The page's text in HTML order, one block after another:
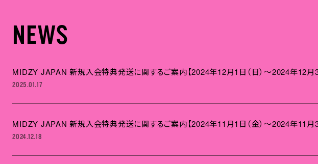
NEWS
MIDZY JAPAN 新規入会特典発送に関するご案内【2024年12月1日（日）～2024年12月
2025.01.17
MIDZY JAPAN 新規入会特典発送に関するご案内【2024年11月1日（金）～2024年11月
2024.12.18